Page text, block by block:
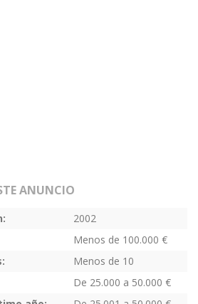
ANUNCIO
2002
Menos de 100.000 €
Menos de 10
De 25.000 a 50.000 €